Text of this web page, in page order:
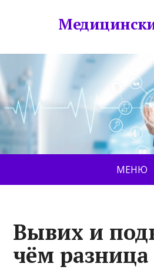
МЕНЮ
Вывих и
чём разница